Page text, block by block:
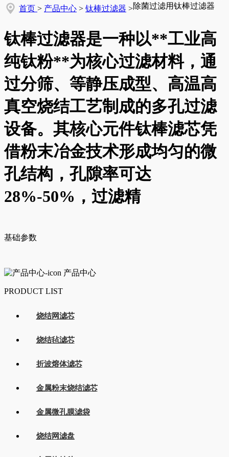
首页 > 产品中心 > 钛棒过滤器 >除菌过滤用钛棒过滤器
钛棒过滤器是一种以**工业高
纯钛粉**为核心过滤材料，通
过分筛、等静压成型、高温高
真空烧结工艺制成的多孔过滤
设备。其核心元件钛棒滤芯凭
借粉末冶金技术形成均匀的微
孔结构，孔隙率可达
28%-50%，过滤精
基础参数
产品中心
PRODUCT LIST
烧结网滤芯
烧结毡滤芯
折波熔体滤芯
金属粉末烧结滤芯
金属微孔膜滤袋
烧结网滤盘